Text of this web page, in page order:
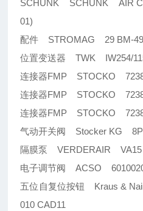
SCHUNK SCHUNK AIR
01)
配件 STROMAG 29 BM-
位置变送器 TWK IW254/
连接器FMP STOCKO
连接器FMP STOCKO
连接器FMP STOCKO
气动开关阀 Stocker KG
隔膜泵 VERDERAIR VA15
电子调节阀 ACSO
五位自复位按钮 Kraus &
010 CAD11